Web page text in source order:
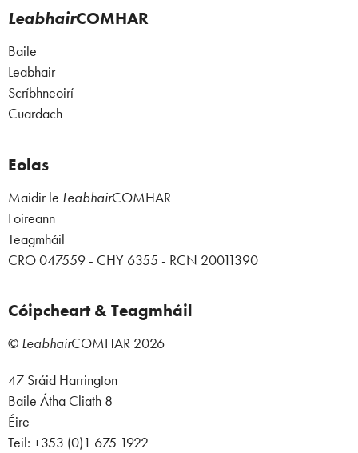
LeabhairCOMHAR
Baile
Leabhair
Scríbhneoirí
Cuardach
Eolas
Maidir le LeabhairCOMHAR
Foireann
Teagmháil
CRO 047559 - CHY 6355 - RCN 20011390
Cóipcheart & Teagmháil
© LeabhairCOMHAR 2026
47 Sráid Harrington
Baile Átha Cliath 8
Éire
Teil: +353 (0)1 675 1922